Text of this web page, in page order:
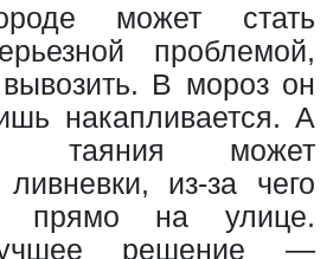
может стать
проблемой,
В мороз он
накапливается. А
таяния может
ливневки, из-за чего
прямо на улице.
решение —